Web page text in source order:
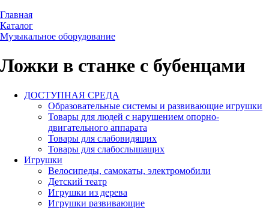
Главная
Каталог
Музыкальное оборудование
Ложки в станке с бубенцами
ДОСТУПНАЯ СРЕДА
Образовательные системы и развивающие игрушки
Товары для людей с нарушением опорно-
двигательного аппарата
Товары для слабовидящих
Товары для слабослышащих
Игрушки
Велосипеды, самокаты, электромобили
Детский театр
Игрушки из дерева
Игрушки развивающие